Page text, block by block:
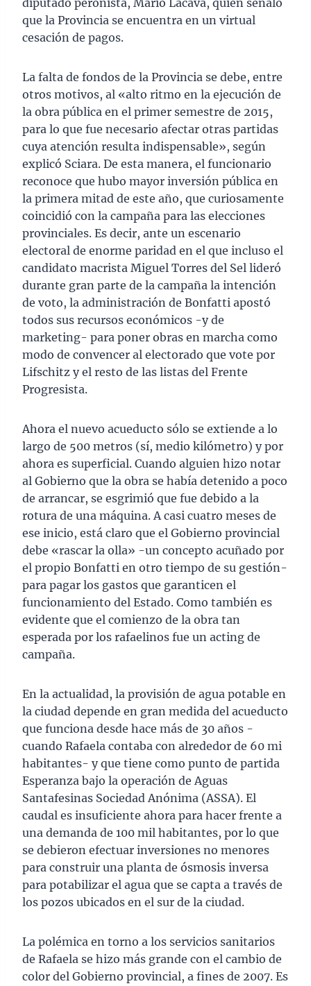
diputado peronista, Mario Lacava, quien señaló
que la Provincia se encuentra en un virtual
cesación de pagos.
La falta de fondos de la Provincia se debe, entre
otros motivos, al «alto ritmo en la ejecución de
la obra pública en el primer semestre de 2015,
para lo que fue necesario afectar otras partidas
cuya atención resulta indispensable», según
explicó Sciara. De esta manera, el funcionario
reconoce que hubo mayor inversión pública en
la primera mitad de este año, que curiosamente
coincidió con la campaña para las elecciones
provinciales. Es decir, ante un escenario
electoral de enorme paridad en el que incluso el
candidato macrista Miguel Torres del Sel lideró
durante gran parte de la campaña la intención
de voto, la administración de Bonfatti apostó
todos sus recursos económicos -y de
marketing- para poner obras en marcha como
modo de convencer al electorado que vote por
Lifschitz y el resto de las listas del Frente
Progresista.
Ahora el nuevo acueducto sólo se extiende a lo
largo de 500 metros (sí, medio kilómetro) y por
ahora es superficial. Cuando alguien hizo notar
al Gobierno que la obra se había detenido a poco
de arrancar, se esgrimió que fue debido a la
rotura de una máquina. A casi cuatro meses de
ese inicio, está claro que el Gobierno provincial
debe «rascar la olla» -un concepto acuñado por
el propio Bonfatti en otro tiempo de su gestión-
para pagar los gastos que garanticen el
funcionamiento del Estado. Como también es
evidente que el comienzo de la obra tan
esperada por los rafaelinos fue un acting de
campaña.
En la actualidad, la provisión de agua potable en
la ciudad depende en gran medida del acueducto
que funciona desde hace más de 30 años -
cuando Rafaela contaba con alrededor de 60 mi
habitantes- y que tiene como punto de partida
Esperanza bajo la operación de Aguas
Santafesinas Sociedad Anónima (ASSA). El
caudal es insuficiente ahora para hacer frente a
una demanda de 100 mil habitantes, por lo que
se debieron efectuar inversiones no menores
para construir una planta de ósmosis inversa
para potabilizar el agua que se capta a través de
los pozos ubicados en el sur de la ciudad.
La polémica en torno a los servicios sanitarios
de Rafaela se hizo más grande con el cambio de
color del Gobierno provincial, a fines de 2007. Es